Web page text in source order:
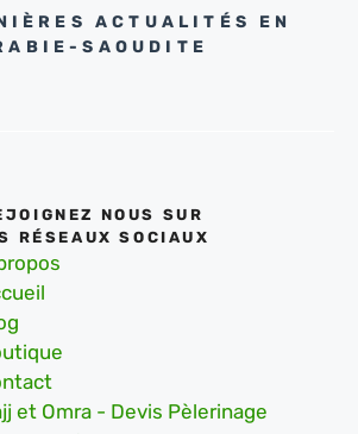
ACTUALITÉS EN
SAOUDITE
NOUS SUR
RÉSEAUX SOCIAUX
et Omra - Devis Pèlerinage